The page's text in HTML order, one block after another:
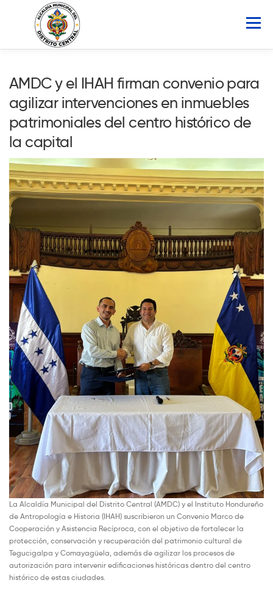
Menú
ATLAS MUNICIPAL COCOIN
PORTAL DE TRANSPARENCIA
Buscar:
AMDC y el IHAH firman convenio para
agilizar intervenciones en inmuebles
patrimoniales del centro histórico de
la capital
La Alcaldía Municipal del Distrito Central (AMDC) y el Instituto Hondureño
de Antropología e Historia (IHAH) suscribieron un Convenio Marco de
Cooperación y Asistencia Recíproca, con el objetivo de fortalecer la
protección, conservación y recuperación del patrimonio cultural de
Tegucigalpa y Comayagüela, además de agilizar los procesos de
autorización para intervenir edificaciones históricas dentro del centro
histórico de estas ciudades.